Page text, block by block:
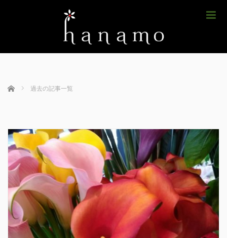
ホーム 過去の記事一覧